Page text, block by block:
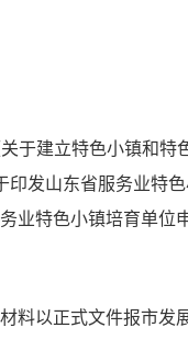
于建立特色小镇和特
发山东省服务业特色
业特色小镇培育单位
料以正式文件报市发